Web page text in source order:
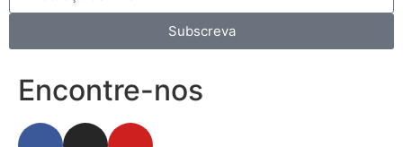
Subscreva
Encontre-nos